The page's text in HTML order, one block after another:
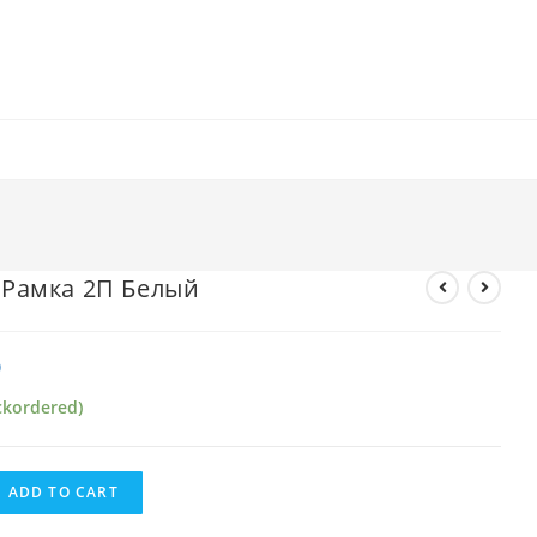
2П Белый
ADD TO CART